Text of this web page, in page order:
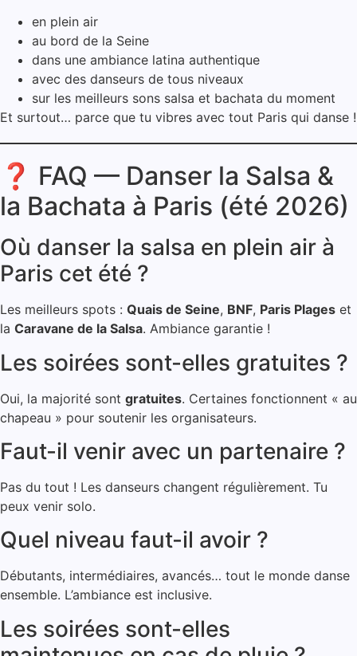
en plein air
au bord de la Seine
dans une ambiance latina authentique
avec des danseurs de tous niveaux
sur les meilleurs sons salsa et bachata du moment
Et surtout… parce que tu vibres avec tout Paris qui danse !
❓ FAQ — Danser la Salsa &
la Bachata à Paris (été 2026)
Où danser la salsa en plein air à
Paris cet été ?
Les meilleurs spots : Quais de Seine, BNF, Paris Plages et
la Caravane de la Salsa. Ambiance garantie !
Les soirées sont-elles gratuites ?
Oui, la majorité sont gratuites. Certaines fonctionnent « au
chapeau » pour soutenir les organisateurs.
Faut-il venir avec un partenaire ?
Pas du tout ! Les danseurs changent régulièrement. Tu
peux venir solo.
Quel niveau faut-il avoir ?
Débutants, intermédiaires, avancés… tout le monde danse
ensemble. L’ambiance est inclusive.
Les soirées sont-elles